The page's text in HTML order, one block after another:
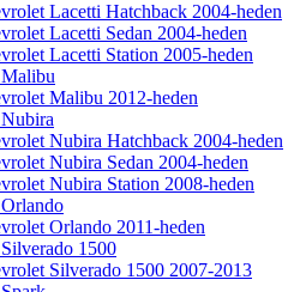
Lacetti Hatchback 2004-heden
Lacetti Sedan 2004-heden
Lacetti Station 2005-heden
Malibu 2012-heden
Nubira Hatchback 2004-heden
Nubira Sedan 2004-heden
Nubira Station 2008-heden
Orlando 2011-heden
1500
Silverado 1500 2007-2013